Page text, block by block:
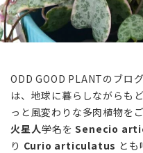
ODD GOOD PLANTのブロ
は、地球に暮らしながらも
っと風変わりな多肉植物を
火星人――学名をSenecio
り Curio articulatus とも